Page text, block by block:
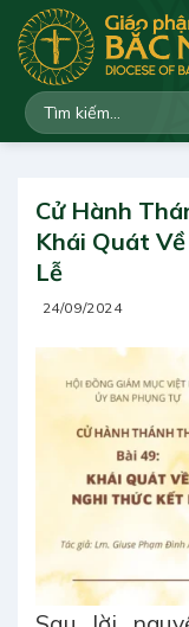
qua
dung
Cử Hành
Khái Quát
Lễ
24/09/2024